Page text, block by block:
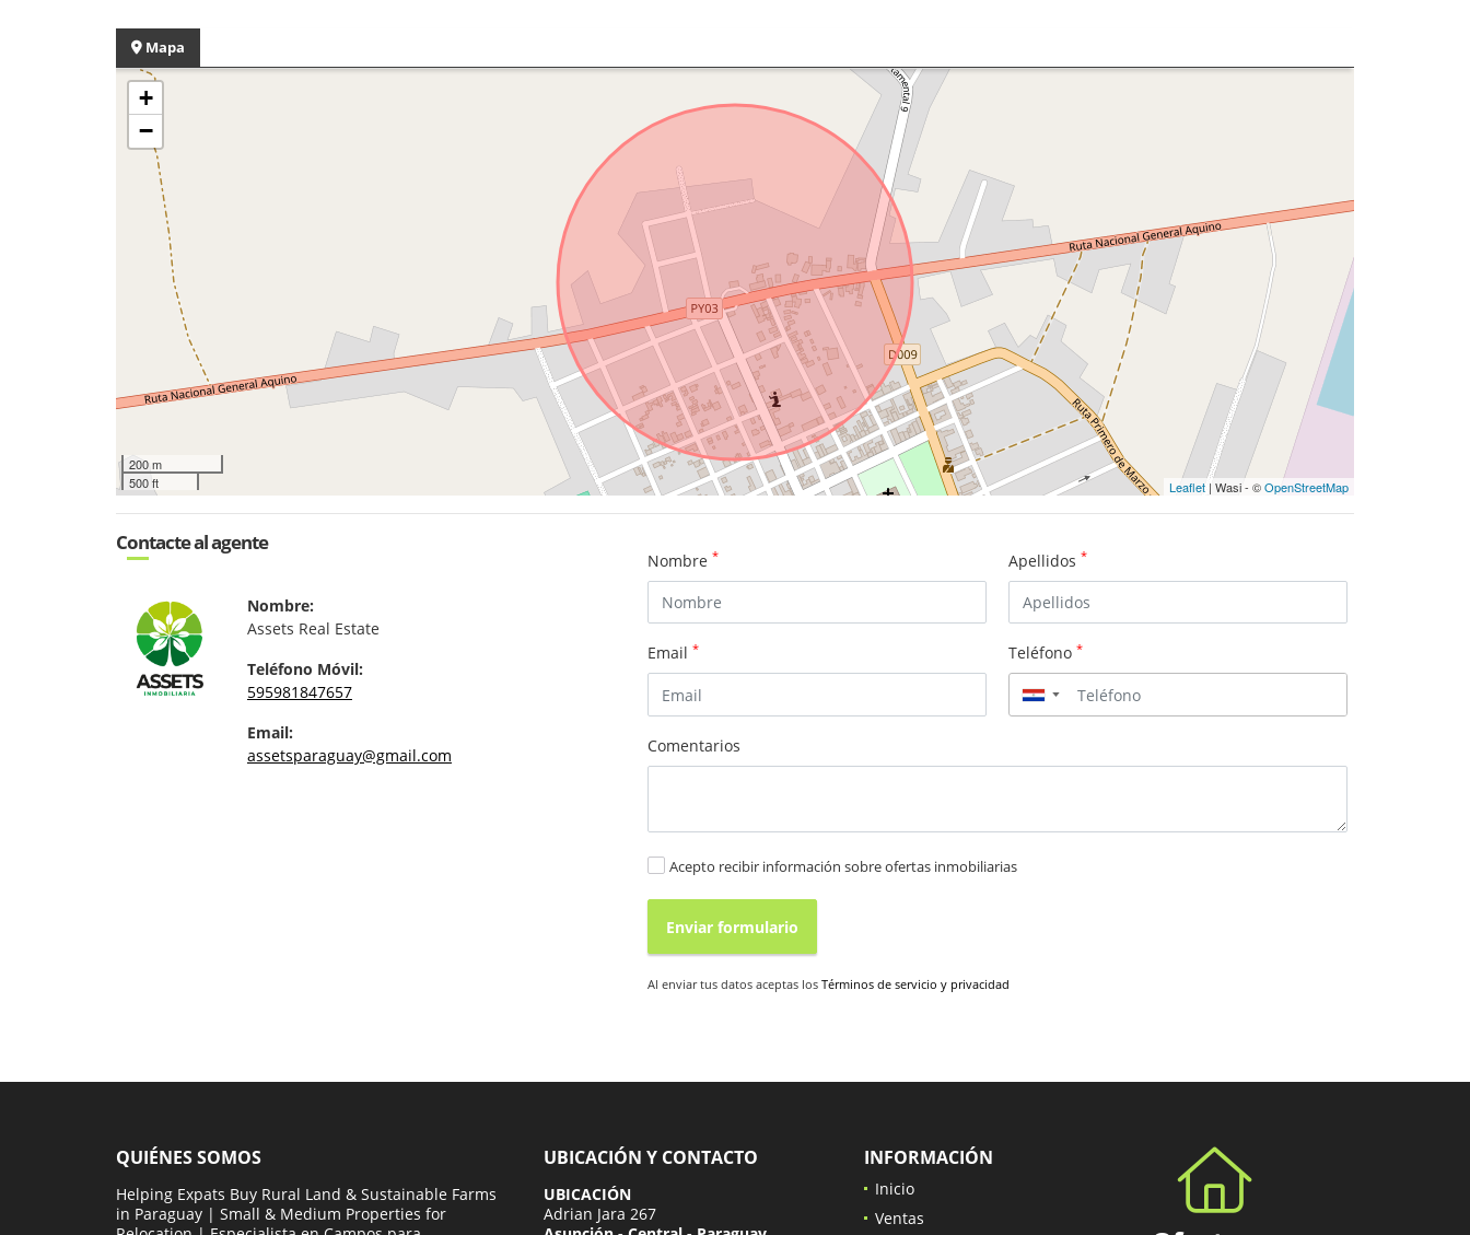
Mapa
+
−
200 m
500 ft
Leaflet | Wasi - ©OpenStreetMap
Contacte al agente
Nombre:
Assets Real Estate
Teléfono Móvil:
595981847657
Email:
assetsparaguay@gmail.com
Nombre * Apellidos *
Email * Teléfono *
▼
Comentarios
Acepto recibir información sobre ofertas inmobiliarias
Enviar formulario
Al enviar tus datos aceptas los Términos de servicio y privacidad
QUIÉNES SOMOS
Helping Expats Buy Rural Land & Sustainable Farms
in Paraguay | Small & Medium Properties for
UBICACIÓN Y CONTACTO
UBICACIÓN
Adrian Jara 267
INFORMACIÓN
Inicio
Ventas